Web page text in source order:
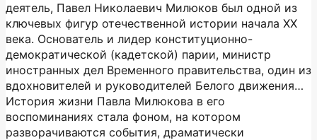
деятель, Павел Николаевич Милюков был одной из
ключевых фигур отечественной истории начала ХХ
века. Основатель и лидер конституционно-
демократической (кадетской) парии, министр
иностранных дел Временного правительства, один из
вдохновителей и руководителей Белого движения…
История жизни Павла Милюкова в его
воспоминаниях стала фоном, на котором
разворачиваются события, драматически